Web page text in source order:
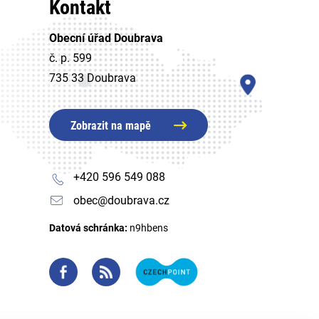
Kontakt
Obecní úřad Doubrava
č. p. 599
735 33 Doubrava
Zobrazit na mapě
+420 596 549 088
obec@doubrava.cz
Datová schránka: n9hbens